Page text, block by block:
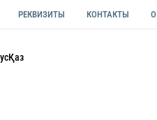
РЕКВИЗИТЫ КОНТАКТЫ
Қаз